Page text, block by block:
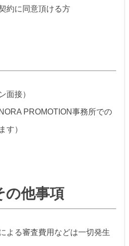
約に同意頂ける方
面接）
PROMOTION事務所での
す）
の他事項
よる審査費用などは一切発生